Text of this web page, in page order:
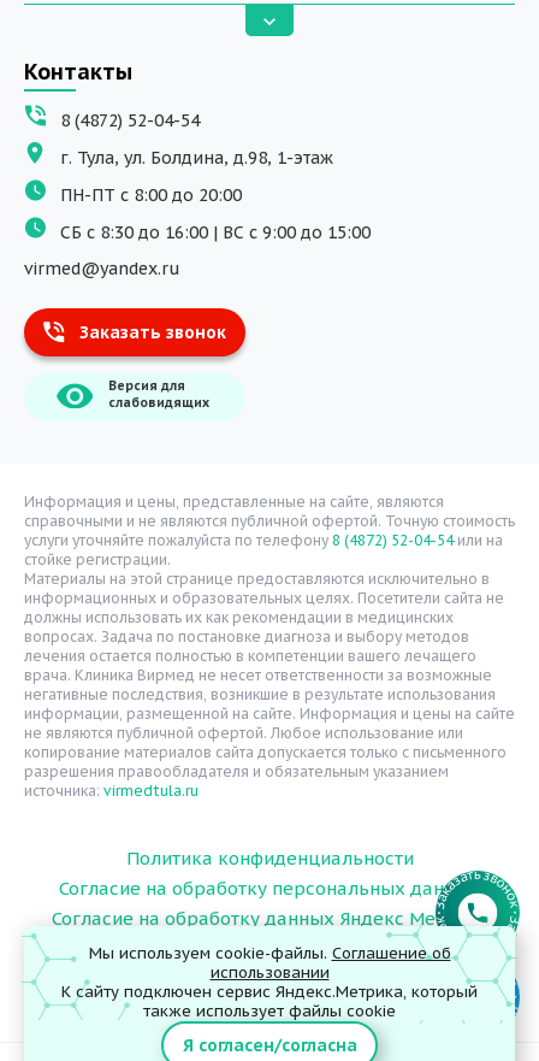
Мы используем cookie-файлы. Соглашение об
использовании
К сайту подключен сервис Яндекс.Метрика, который
также использует файлы cookie
Я согласен/согласна
Вызов на дом
ДНК исследования
Программы обучения
Физиотерапия
ДМС
Массаж
Тест на хеликобактер
Информация
О компании
Расписание врачей
Надзорные органы
Статьи
Вопрос-ответ
Видео
Вакансии
Карта сайта
Контакты
Контакты
8 (4872) 52-04-54
г. Тула, ул. Болдина, д.98, 1-этаж
ПН-ПТ с 8:00 до 20:00
СБ с 8:30 до 16:00 | ВС с 9:00 до 15:00
virmed@yandex.ru
Заказать звонок
Версия для
слабовидящих
Информация и цены, представленные на сайте, являются
справочными и не являются публичной офертой. Точную стоимость
услуги уточняйте пожалуйста по телефону 8 (4872) 52-04-54или на
стойке регистрации.
Материалы на этой странице предоставляются исключительно в
информационных и образовательных целях. Посетители сайта не
должны использовать их как рекомендации в медицинских
вопросах. Задача по постановке диагноза и выбору методов
лечения остается полностью в компетенции вашего лечащего
врача. Клиника Вирмед не несет ответственности за возможные
негативные последствия, возникшие в результате использования
информации, размещенной на сайте. Информация и цены на сайте
не являются публичной офертой. Любое использование или
копирование материалов сайта допускается только с письменного
разрешения правообладателя и обязательным указанием
источника: virmedtula.ru
Политика конфиденциальности
Согласие на обработку персональных данных
Согласие на обработку данных Яндекс Метрика
© 2026 ООО "Поликлиника Вирмед"